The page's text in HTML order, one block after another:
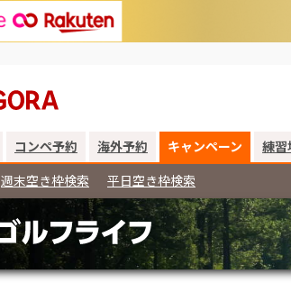
コンペ予約 海外予約 キャンペーン 練習
週末空き枠検索 平日空き枠検索